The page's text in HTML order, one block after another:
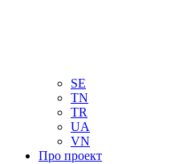
SE
TN
TR
UA
VN
Про проект